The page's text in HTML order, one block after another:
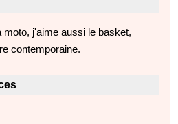
moto, j'aime aussi le basket,
contemporaine.